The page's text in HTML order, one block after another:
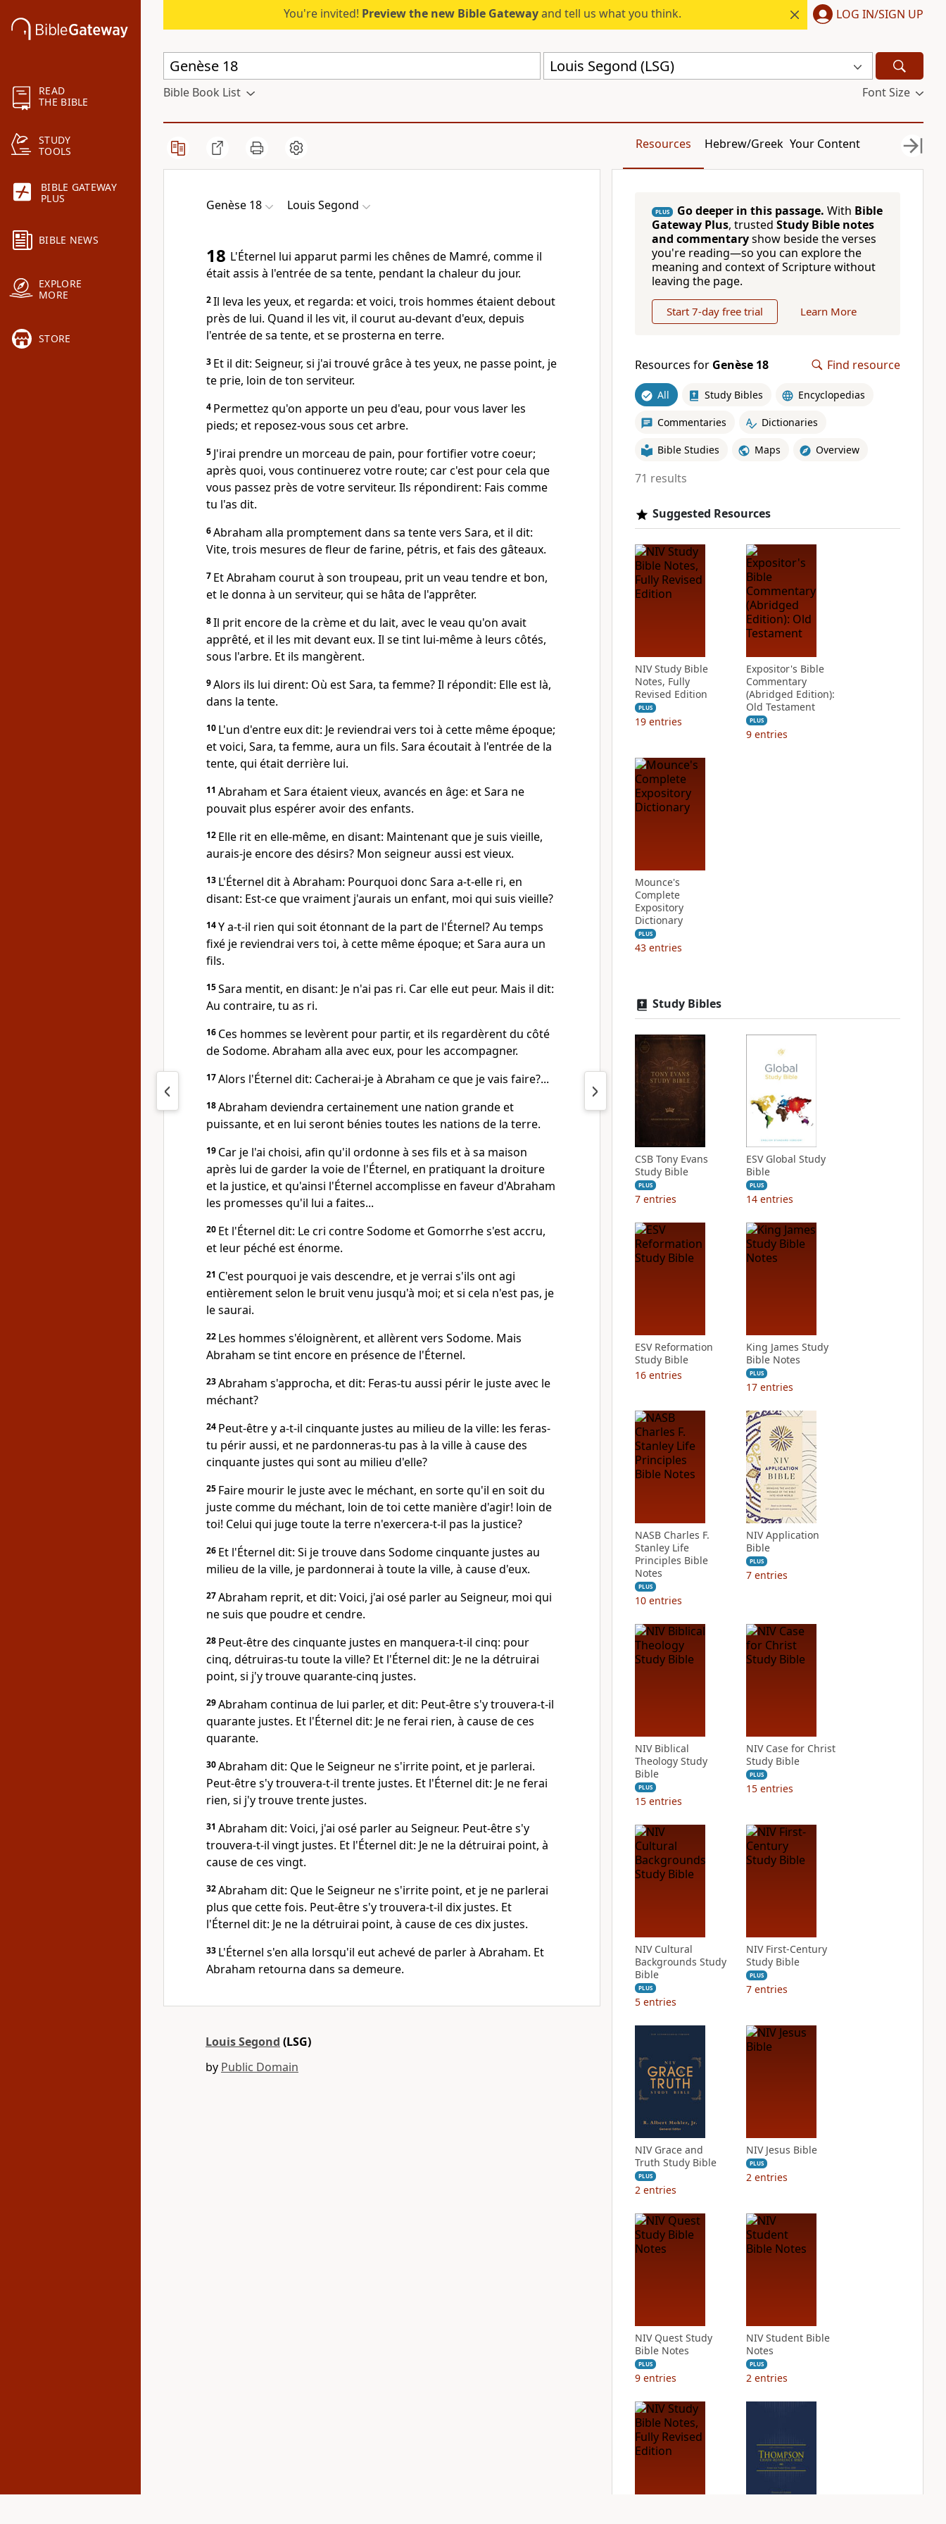
READ
THE BIBLE
STUDY
TOOLS
BIBLE GATEWAY
PLUS
BIBLE NEWS
EXPLORE
MORE
STORE
You're invited! Preview the new Bible Gatewayand tell us what you think. LOG IN/SIGN UP
Louis Segond (LSG)
Bible Book List Font Size
Resources Hebrew/Greek Your Content
Genèse 18 Louis Segond
18 L'Éternel lui apparut parmi les chênes de Mamré, comme il
était assis à l'entrée de sa tente, pendant la chaleur du jour.
2Il leva les yeux, et regarda: et voici, trois hommes étaient debout
près de lui. Quand il les vit, il courut au-devant d'eux, depuis
l'entrée de sa tente, et se prosterna en terre.
3 Et il dit: Seigneur, si j'ai trouvé grâce à tes yeux, ne passe point, je
te prie, loin de ton serviteur.
4 Permettez qu'on apporte un peu d'eau, pour vous laver les
pieds; et reposez-vous sous cet arbre.
5 J'irai prendre un morceau de pain, pour fortifier votre coeur;
après quoi, vous continuerez votre route; car c'est pour cela que
vous passez près de votre serviteur. Ils répondirent: Fais comme
tu l'as dit.
6Abraham alla promptement dans sa tente vers Sara, et il dit:
Vite, trois mesures de fleur de farine, pétris, et fais des gâteaux.
7 Et Abraham courut à son troupeau, prit un veau tendre et bon,
et le donna à un serviteur, qui se hâta de l'apprêter.
8Il prit encore de la crème et du lait, avec le veau qu'on avait
apprêté, et il les mit devant eux. Il se tint lui-même à leurs côtés,
sous l'arbre. Et ils mangèrent.
9Alors ils lui dirent: Où est Sara, ta femme? Il répondit: Elle est là,
dans la tente.
10 L'un d'entre eux dit: Je reviendrai vers toi à cette même époque;
et voici, Sara, ta femme, aura un fils. Sara écoutait à l'entrée de la
tente, qui était derrière lui.
11 Abraham et Sara étaient vieux, avancés en âge: et Sara ne
pouvait plus espérer avoir des enfants.
12 Elle rit en elle-même, en disant: Maintenant que je suis vieille,
aurais-je encore des désirs? Mon seigneur aussi est vieux.
13 L'Éternel dit à Abraham: Pourquoi donc Sara a-t-elle ri, en
disant: Est-ce que vraiment j'aurais un enfant, moi qui suis vieille?
14Y a-t-il rien qui soit étonnant de la part de l'Éternel? Au temps
fixé je reviendrai vers toi, à cette même époque; et Sara aura un
fils.
15Sara mentit, en disant: Je n'ai pas ri. Car elle eut peur. Mais il dit:
Au contraire, tu as ri.
16 Ces hommes se levèrent pour partir, et ils regardèrent du côté
de Sodome. Abraham alla avec eux, pour les accompagner.
17Alors l'Éternel dit: Cacherai-je à Abraham ce que je vais faire?...
18Abraham deviendra certainement une nation grande et
puissante, et en lui seront bénies toutes les nations de la terre.
19 Car je l'ai choisi, afin qu'il ordonne à ses fils et à sa maison
après lui de garder la voie de l'Éternel, en pratiquant la droiture
et la justice, et qu'ainsi l'Éternel accomplisse en faveur d'Abraham
les promesses qu'il lui a faites...
20 Et l'Éternel dit: Le cri contre Sodome et Gomorrhe s'est accru,
et leur péché est énorme.
21 C'est pourquoi je vais descendre, et je verrai s'ils ont agi
entièrement selon le bruit venu jusqu'à moi; et si cela n'est pas, je
le saurai.
22 Les hommes s'éloignèrent, et allèrent vers Sodome. Mais
Abraham se tint encore en présence de l'Éternel.
23Abraham s'approcha, et dit: Feras-tu aussi périr le juste avec le
méchant?
24 Peut-être y a-t-il cinquante justes au milieu de la ville: les feras-
tu périr aussi, et ne pardonneras-tu pas à la ville à cause des
cinquante justes qui sont au milieu d'elle?
25 Faire mourir le juste avec le méchant, en sorte qu'il en soit du
juste comme du méchant, loin de toi cette manière d'agir! loin de
toi! Celui qui juge toute la terre n'exercera-t-il pas la justice?
26 Et l'Éternel dit: Si je trouve dans Sodome cinquante justes au
milieu de la ville, je pardonnerai à toute la ville, à cause d'eux.
27Abraham reprit, et dit: Voici, j'ai osé parler au Seigneur, moi qui
ne suis que poudre et cendre.
28 Peut-être des cinquante justes en manquera-t-il cinq: pour
cinq, détruiras-tu toute la ville? Et l'Éternel dit: Je ne la détruirai
point, si j'y trouve quarante-cinq justes.
29Abraham continua de lui parler, et dit: Peut-être s'y trouvera-t-il
quarante justes. Et l'Éternel dit: Je ne ferai rien, à cause de ces
quarante.
30Abraham dit: Que le Seigneur ne s'irrite point, et je parlerai.
Peut-être s'y trouvera-t-il trente justes. Et l'Éternel dit: Je ne ferai
rien, si j'y trouve trente justes.
31 Abraham dit: Voici, j'ai osé parler au Seigneur. Peut-être s'y
trouvera-t-il vingt justes. Et l'Éternel dit: Je ne la détruirai point, à
cause de ces vingt.
32Abraham dit: Que le Seigneur ne s'irrite point, et je ne parlerai
plus que cette fois. Peut-être s'y trouvera-t-il dix justes. Et
l'Éternel dit: Je ne la détruirai point, à cause de ces dix justes.
33 L'Éternel s'en alla lorsqu'il eut achevé de parler à Abraham. Et
Abraham retourna dans sa demeure.
Louis Segond (LSG)
by Public Domain
PLUS Go deeper in this passage. With Bible
Gateway Plus, trusted Study Bible notes
and commentaryshow beside the verses
you're reading—so you can explore the
meaning and context of Scripture without
leaving the page.
Start 7-day free trial Learn More
Resources for Genèse 18 Find resource
All Study Bibles Encyclopedias
Commentaries Dictionaries
Bible Studies Maps Overview
71 results
Suggested Resources
NIV Study Bible
Notes, Fully
Revised Edition
PLUS
19 entries
Expositor's Bible
Commentary
(Abridged Edition):
Old Testament
PLUS
9 entries
Mounce's
Complete
Expository
Dictionary
PLUS
43 entries
Study Bibles
CSB Tony Evans
Study Bible
PLUS
7 entries
ESV Global Study
Bible
PLUS
14 entries
ESV Reformation
Study Bible
16 entries
King James Study
Bible Notes
PLUS
17 entries
NASB Charles F.
Stanley Life
Principles Bible
Notes
PLUS
10 entries
NIV Application
Bible
PLUS
7 entries
NIV Biblical
Theology Study
Bible
PLUS
15 entries
NIV Case for Christ
Study Bible
PLUS
15 entries
NIV Cultural
Backgrounds Study
Bible
PLUS
5 entries
NIV First-Century
Study Bible
PLUS
7 entries
NIV Grace and
Truth Study Bible
PLUS
2 entries
NIV Jesus Bible
PLUS
2 entries
NIV Quest Study
Bible Notes
PLUS
9 entries
NIV Student Bible
Notes
PLUS
2 entries